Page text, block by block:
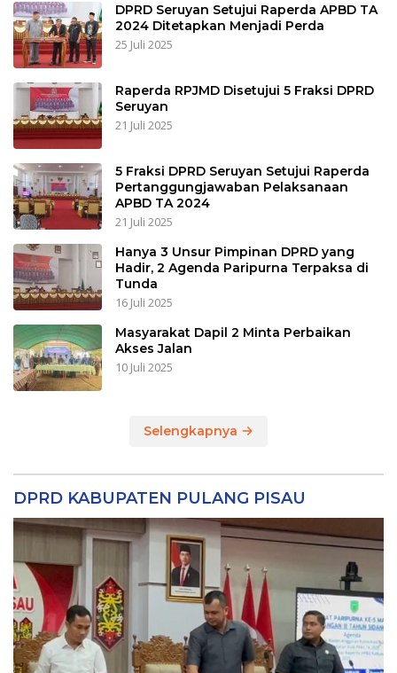
DPRD Seruyan Setujui Raperda APBD TA
2024 Ditetapkan Menjadi Perda
25 Juli 2025
Raperda RPJMD Disetujui 5 Fraksi DPRD
Seruyan
21 Juli 2025
5 Fraksi DPRD Seruyan Setujui Raperda
Pertanggungjawaban Pelaksanaan
APBD TA 2024
21 Juli 2025
Hanya 3 Unsur Pimpinan DPRD yang
Hadir, 2 Agenda Paripurna Terpaksa di
Tunda
16 Juli 2025
Masyarakat Dapil 2 Minta Perbaikan
Akses Jalan
10 Juli 2025
Selengkapnya
DPRD KABUPATEN PULANG PISAU